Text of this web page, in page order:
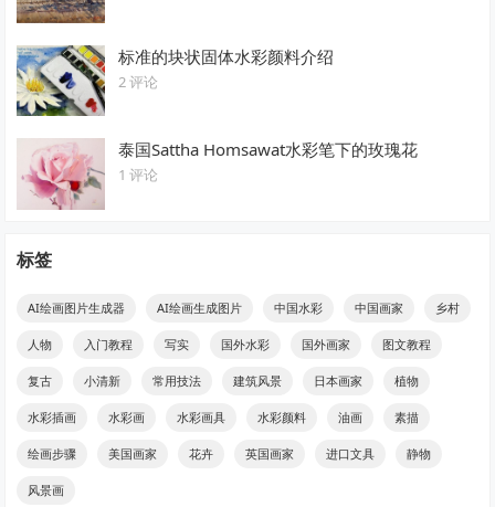
标准的块状固体水彩颜料介绍
2 评论
泰国Sattha Homsawat水彩笔下的玫瑰花
1 评论
标签
AI绘画图片生成器 AI绘画生成图片 中国水彩 中国画家 乡村
人物 入门教程 写实 国外水彩 国外画家 图文教程
复古 小清新 常用技法 建筑风景 日本画家 植物
水彩插画 水彩画 水彩画具 水彩颜料 油画 素描
绘画步骤 美国画家 花卉 英国画家 进口文具 静物
风景画